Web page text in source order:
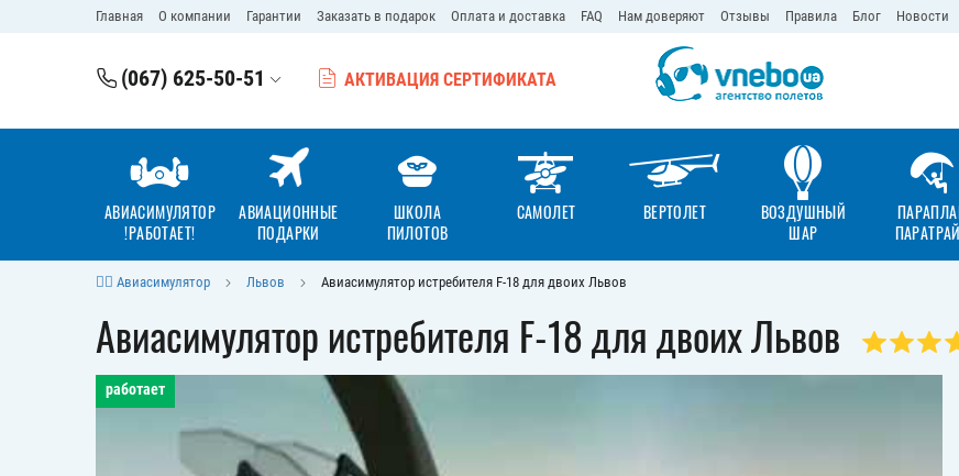
Главная О компании Гарантии Заказать в подарок Оплата и доставка FAQ Нам доверяют Отзывы Правила Блог Новости
(067) 625-50-51 АКТИВАЦИЯ СЕРТИФИКАТА
АВИАСИМУЛЯТОР
!РАБОТАЕТ!
АВИАЦИОННЫЕ
ПОДАРКИ
ШКОЛА
ПИЛОТОВ
САМОЛЕТ ВЕРТОЛЕТ
ВОЗДУШНЫЙ
ШАР
👨‍✈️ Авиасимулятор Львов Авиасимулятор истребителя F-18 для двоих Львов
Авиасимулятор истребителя F-18 для двоих Львов
работает